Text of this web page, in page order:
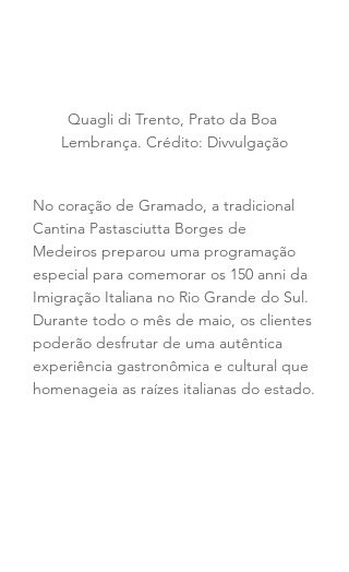
Quagli di Trento, Prato da Boa
Lembrança. Crédito: Divvulgação
No coração de Gramado, a tradicional
Cantina Pastasciutta Borges de
Medeiros preparou uma programação
especial para comemorar os 150 anni da
Imigração Italiana no Rio Grande do Sul.
Durante todo o mês de maio, os clientes
poderão desfrutar de uma autêntica
experiência gastronômica e cultural que
homenageia as raízes italianas do estado.